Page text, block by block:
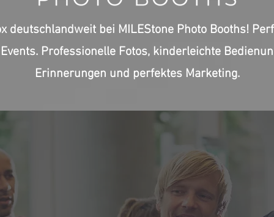
deutschlandweit bei MILEStone Photo Booths!
Professionelle Fotos, kinderleichte
Erinnerungen und perfektes Marketing.